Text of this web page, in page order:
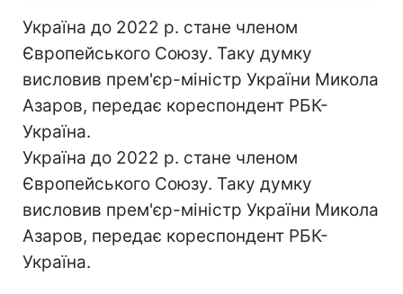
Україна до 2022 р. стане членом
Європейського Союзу. Таку думку
висловив прем'єр-міністр України Микола
Азаров, передає кореспондент РБК-
Україна.
Україна до 2022 р. стане членом
Європейського Союзу. Таку думку
висловив прем'єр-міністр України Микола
Азаров, передає кореспондент РБК-
Україна.